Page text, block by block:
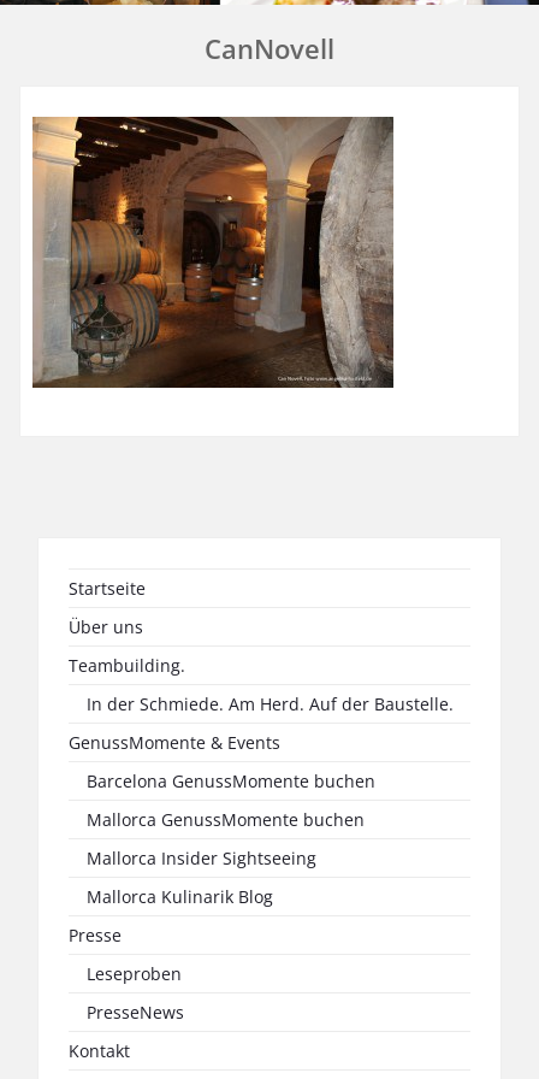
CanNovell
Startseite
Über uns
Teambuilding.
In der Schmiede. Am Herd. Auf der Baustelle.
GenussMomente & Events
Barcelona GenussMomente buchen
Mallorca GenussMomente buchen
Mallorca Insider Sightseeing
Mallorca Kulinarik Blog
Presse
Leseproben
PresseNews
Kontakt